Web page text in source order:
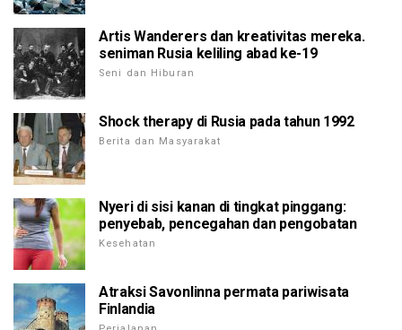
Artis Wanderers dan kreativitas mereka.
seniman Rusia keliling abad ke-19
Seni dan Hiburan
Shock therapy di Rusia pada tahun 1992
Berita dan Masyarakat
Nyeri di sisi kanan di tingkat pinggang:
penyebab, pencegahan dan pengobatan
Kesehatan
Atraksi Savonlinna permata pariwisata
Finlandia